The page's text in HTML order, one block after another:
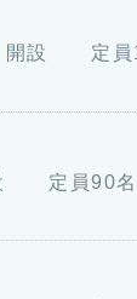
開設 定員
定員90名